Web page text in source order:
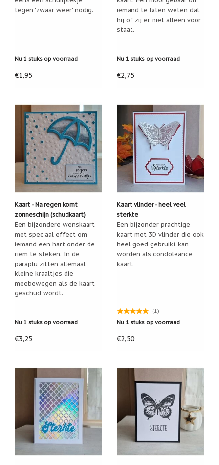
Een
rouw:
woorden
tekortschieten
regenboog
Nieuws
Nieuw:
fotootje
Kralen
spiritualiteit
Nieuw:
betalen
in
3
termijnen!
Verhuizingsuitverkoop
Hulp
nodig
vinden
van
cadeautje?
Nieuwsbrieven
tegen 'zwaar weer' nodig.
Nu 1 stuks op voorraad
€1,95
iemand te laten weten dat
hij of zij er niet alleen voor
staat.
Nu 1 stuks op voorraad
€2,75
Kaart - Na regen komt
zonneschijn (schudkaart)
Een bijzondere wenskaart
met speciaal effect om
iemand een hart onder de
riem te steken. In de
paraplu zitten allemaal
kleine kraaltjes die
meebewegen als de kaart
geschud wordt.
Nu 1 stuks op voorraad
€3,25
Kaart vlinder - heel veel
sterkte
Een bijzonder prachtige
kaart met 3D vlinder die ook
heel goed gebruikt kan
worden als condoleance
kaart.
(1)
Nu 1 stuks op voorraad
€2,50